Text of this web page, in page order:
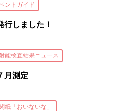
ントガイド
しました！
能検査結果ニュース
月測定
紙「おいないな」